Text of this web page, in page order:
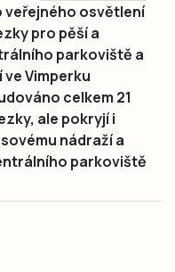
veřejného osvětlení
pro pěší a
parkoviště a
Vimperku
celkem 21
ale pokryjí i
nádraží a
parkoviště